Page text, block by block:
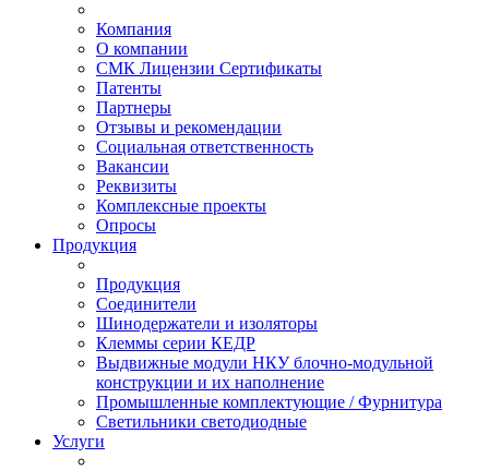
Компания
О компании
СМК Лицензии Сертификаты
Патенты
Партнеры
Отзывы и рекомендации
Социальная ответственность
Вакансии
Реквизиты
Комплексные проекты
Опросы
Продукция
Продукция
Соединители
Шинодержатели и изоляторы
Клеммы серии КЕДР
Выдвижные модули НКУ блочно-модульной
конструкции и их наполнение
Промышленные комплектующие / Фурнитура
Светильники светодиодные
Услуги